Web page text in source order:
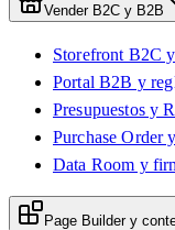
Vender B2C y B2B
Storefront B2C
Portal B2B y
Presupuestos y
Purchase Order
Data Room y
Page Builder y